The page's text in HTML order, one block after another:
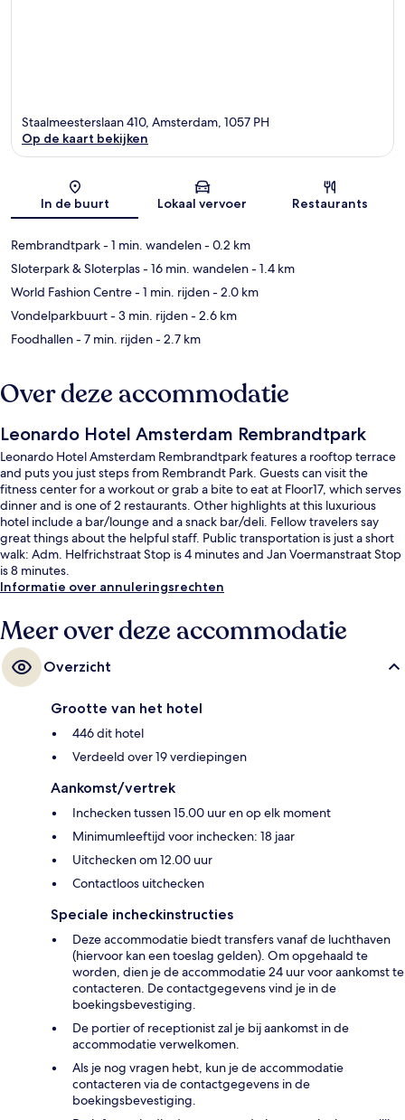
Kaart
Staalmeesterslaan 410, Amsterdam, 1057 PH
Op de kaart bekijken
In de buurt Lokaal vervoer Restaurants
Rembrandtpark- 1 min. wandelen- 0.2 km
Sloterpark & Sloterplas- 16 min. wandelen- 1.4 km
World Fashion Centre- 1 min. rijden- 2.0 km
Vondelparkbuurt- 3 min. rijden- 2.6 km
Foodhallen- 7 min. rijden- 2.7 km
Over deze accommodatie
Leonardo Hotel Amsterdam Rembrandtpark
Leonardo Hotel Amsterdam Rembrandtpark features a rooftop terrace
and puts you just steps from Rembrandt Park. Guests can visit the
fitness center for a workout or grab a bite to eat at Floor17, which serves
dinner and is one of 2 restaurants. Other highlights at this luxurious
hotel include a bar/lounge and a snack bar/deli. Fellow travelers say
great things about the helpful staff. Public transportation is just a short
walk: Adm. Helfrichstraat Stop is 4 minutes and Jan Voermanstraat Stop
is 8 minutes.
Informatie over annuleringsrechten
Meer over deze accommodatie
Overzicht
Grootte van het hotel
446 dit hotel
Verdeeld over 19 verdiepingen
Aankomst/vertrek
Inchecken tussen 15.00 uur en op elk moment
Minimumleeftijd voor inchecken: 18 jaar
Uitchecken om 12.00 uur
Contactloos uitchecken
Speciale incheckinstructies
Deze accommodatie biedt transfers vanaf de luchthaven
(hiervoor kan een toeslag gelden). Om opgehaald te
worden, dien je de accommodatie 24 uur voor aankomst te
contacteren. De contactgegevens vind je in de
boekingsbevestiging.
De portier of receptionist zal je bij aankomst in de
accommodatie verwelkomen.
Als je nog vragen hebt, kun je de accommodatie
contacteren via de contactgegevens in de
boekingsbevestiging.